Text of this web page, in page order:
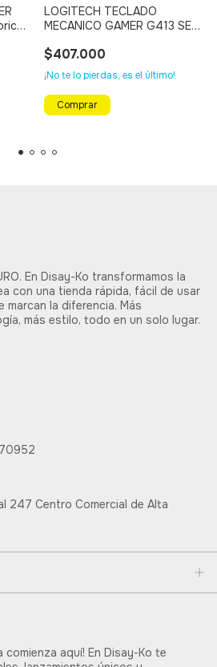
LOGITECH TECLADO
MECANICO GAMER G413 SE
BLANCO)
$407.000
¡No te lo pierdas, es el último!
En Disay-Ko transformamos la
con una tienda rápida, fácil de usar
la diferencia. Más
más estilo, todo en un solo lugar.
247 Centro Comercial de Alta
comienza aquí! En Disay-Ko te